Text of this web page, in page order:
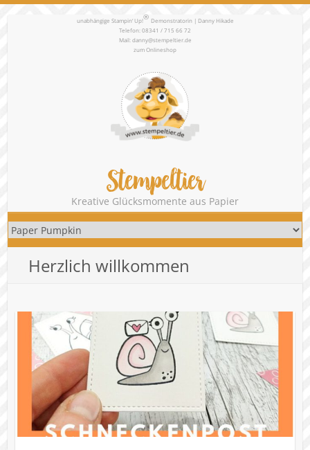
unabhängige Stampin‘ Up!® Demonstratorin | Danny Hikade
Telefon: 08341 / 715 66 72
Mail:danny@stempeltier.de
zumOnlineshop
Stempeltier
Kreative Glücksmomente aus Papier
Herzlich willkommen